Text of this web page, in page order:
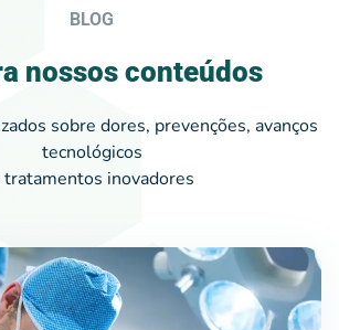
BLOG
nossos conteúdos
sobre dores, prevenções, avanços
tecnológicos
tratamentos inovadores